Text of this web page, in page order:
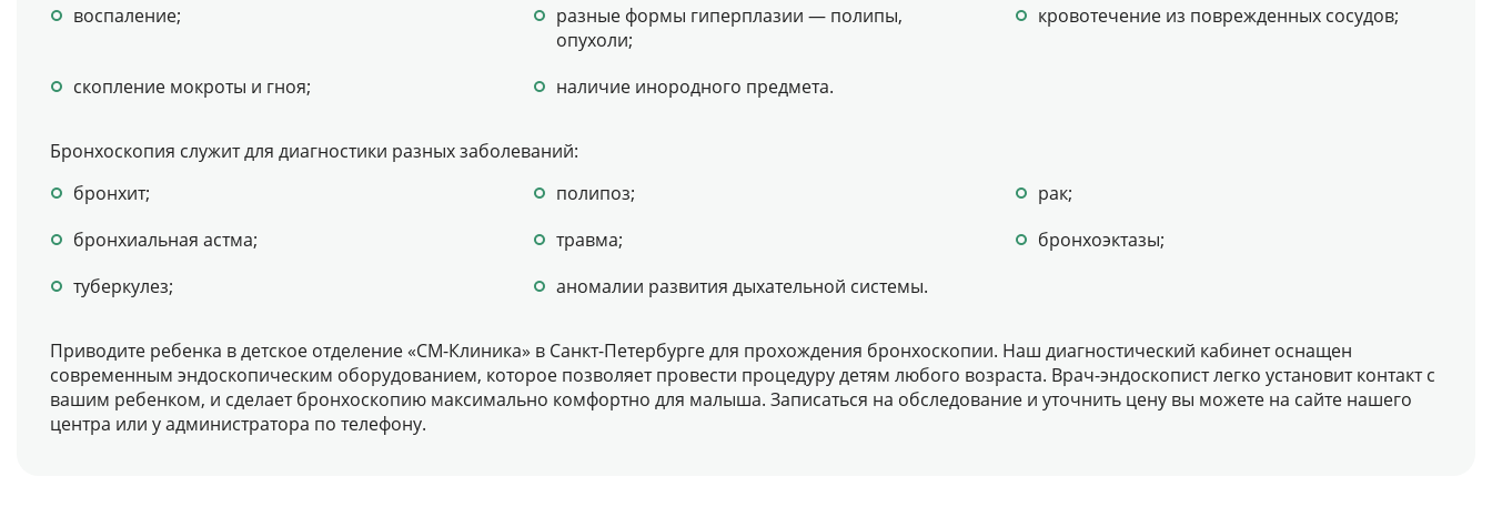
воспаление;
разные формы гиперплазии — полипы,
опухоли;
кровотечение из поврежденных сосудов;
скопление мокроты и гноя; наличие инородного предмета.
Бронхоскопия служит для диагностики разных заболеваний:
бронхит;
полипоз;
рак;
бронхиальная астма;
травма;
бронхоэктазы;
туберкулез;
аномалии развития дыхательной системы.
Приводите ребенка в детское отделение «СМ-Клиника» в Санкт-Петербурге для прохождения бронхоскопии. Наш диагностический кабинет оснащен
современным эндоскопическим оборудованием, которое позволяет провести процедуру детям любого возраста. Врач-эндоскопист легко установит контакт с
вашим ребенком, и сделает бронхоскопию максимально комфортно для малыша. Записаться на обследование и уточнить цену вы можете на сайте нашего
центра или у администратора по телефону.